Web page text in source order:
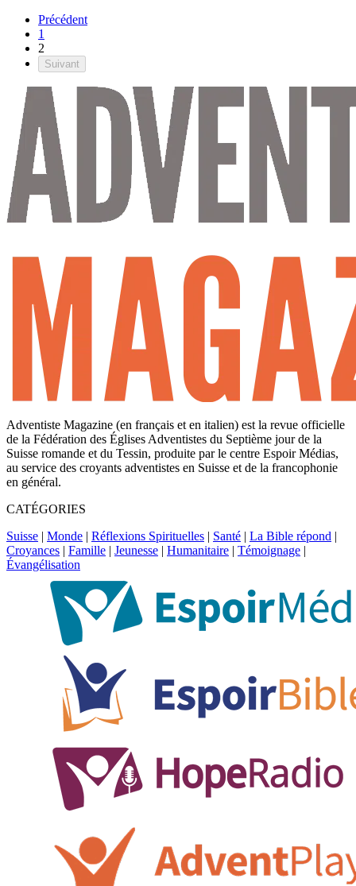
Précédent
1
2
Suivant
Adventiste Magazine (en français et en italien) est la revue officielle
de la Fédération des Églises Adventistes du Septième jour de la
Suisse romande et du Tessin, produite par le centre Espoir Médias,
au service des croyants adventistes en Suisse et de la francophonie
en général.
CATÉGORIES
Suisse | Monde | Réflexions Spirituelles | Santé | La Bible répond |
Croyances | Famille | Jeunesse | Humanitaire | Témoignage |
Évangélisation